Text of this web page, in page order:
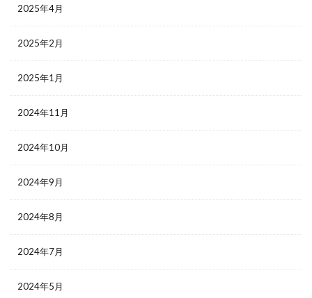
2025年4月
2025年2月
2025年1月
2024年11月
2024年10月
2024年9月
2024年8月
2024年7月
2024年5月